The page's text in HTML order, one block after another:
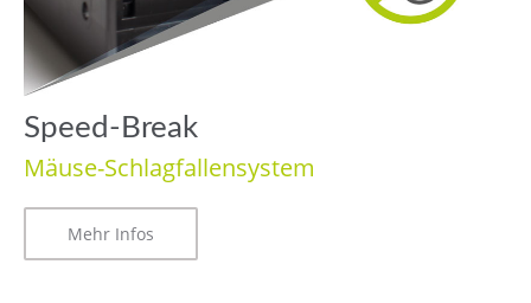
Speed-Break
Mäuse-Schlagfallensystem
Mehr Infos